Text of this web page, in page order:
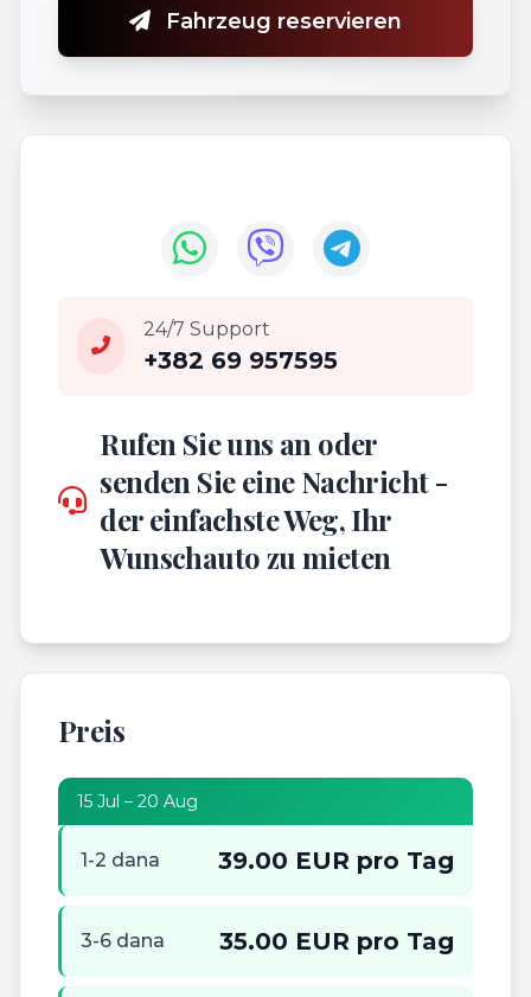
Fahrzeug reservieren
24/7 Support
+382 69 957595
Rufen Sie uns an oder
senden Sie eine Nachricht -
der einfachste Weg, Ihr
Wunschauto zu mieten
Preis
15 Jul – 20 Aug
1-2 dana 39.00 EUR pro Tag
3-6 dana 35.00 EUR pro Tag